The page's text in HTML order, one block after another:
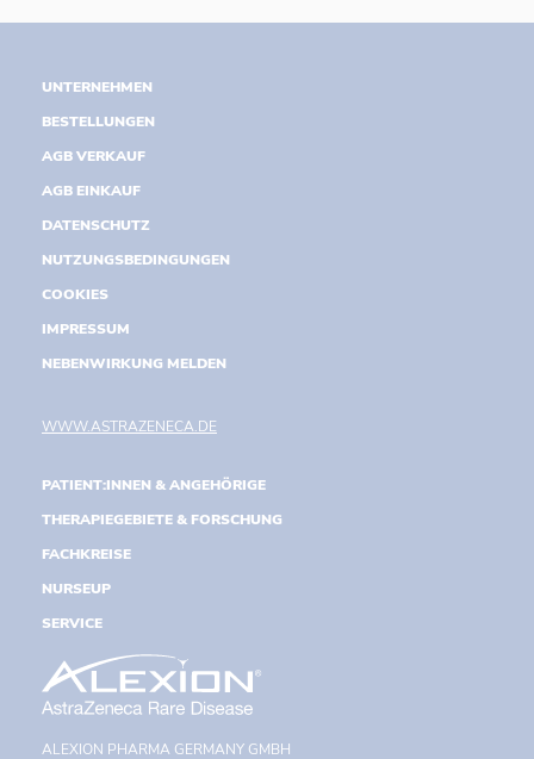
UNTERNEHMEN
BESTELLUNGEN
AGB VERKAUF
AGB EINKAUF
DATENSCHUTZ
NUTZUNGSBEDINGUNGEN
COOKIES
IMPRESSUM
NEBENWIRKUNG MELDEN
WWW.ASTRAZENECA.DE
PATIENT:INNEN & ANGEHÖRIGE
THERAPIEGEBIETE & FORSCHUNG
FACHKREISE
NURSEUP
SERVICE
ALEXION PHARMA GERMANY GMBH